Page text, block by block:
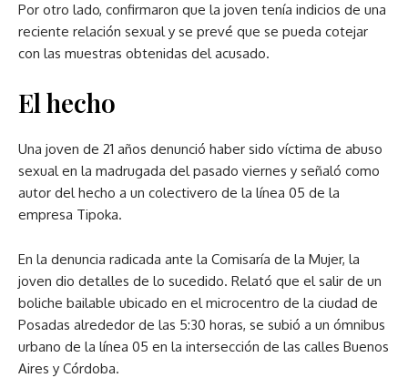
Por otro lado, confirmaron que la joven tenía indicios de una
reciente relación sexual y se prevé que se pueda cotejar
con las muestras obtenidas del acusado.
El hecho
Una joven de 21 años denunció haber sido víctima de abuso
sexual en la madrugada del pasado viernes y señaló como
autor del hecho a un colectivero de la línea 05 de la
empresa Tipoka.
En la denuncia radicada ante la Comisaría de la Mujer, la
joven dio detalles de lo sucedido. Relató que el salir de un
boliche bailable ubicado en el microcentro de la ciudad de
Posadas alrededor de las 5:30 horas, se subió a un ómnibus
urbano de la línea 05 en la intersección de las calles Buenos
Aires y Córdoba.